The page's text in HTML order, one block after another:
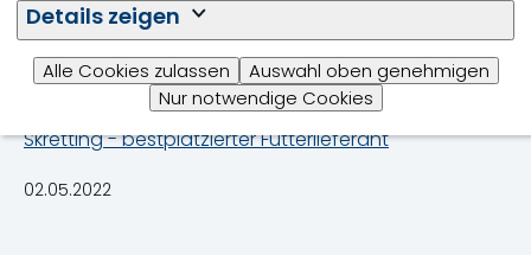
Details zeigen
Alle Cookies zulassen
Auswahl oben genehmigen
Nur notwendige Cookies
Weitere Informationen
Mehr über Skretting erfahren
Skretting - bestplatzierter Futterlieferant
02.05.2022